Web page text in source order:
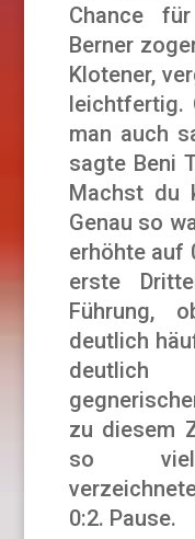
Chance
Berner
Klotener,
leichtfertig.
man auch
sagte Beni
Machst du
Genau so
erhöhte auf
erste
Führung,
deutlich
zu diesem
so viele
0:2. Pause.